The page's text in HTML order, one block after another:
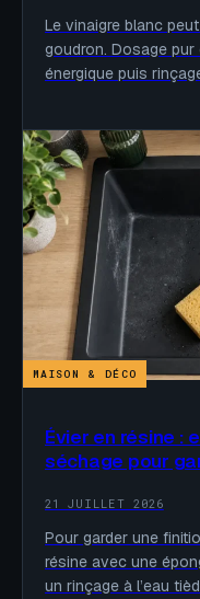
Le vinaigre blanc
goudron. Dosage
énergique puis
MAISON & DÉCO
Évier en résine :
séchage pour
21 JUILLET 2026
Pour garder une
résine avec une
un rinçage à l’eau